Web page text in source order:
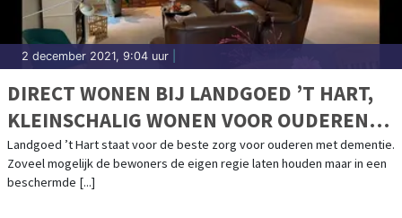
2 december 2021, 9:04 uur
DIRECT WONEN BIJ LANDGOED ’T HART,
KLEINSCHALIG WONEN VOOR OUDEREN
MET DEMENTIE
Landgoed ’t Hart staat voor de beste zorg voor ouderen met dementie.
Zoveel mogelijk de bewoners de eigen regie laten houden maar in een
beschermde [...]